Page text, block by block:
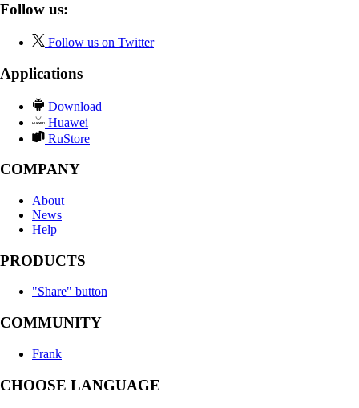
Follow us:
Follow us on Twitter
Applications
Download
Huawei
RuStore
COMPANY
About
News
Help
PRODUCTS
"Share" button
COMMUNITY
Frank
CHOOSE LANGUAGE